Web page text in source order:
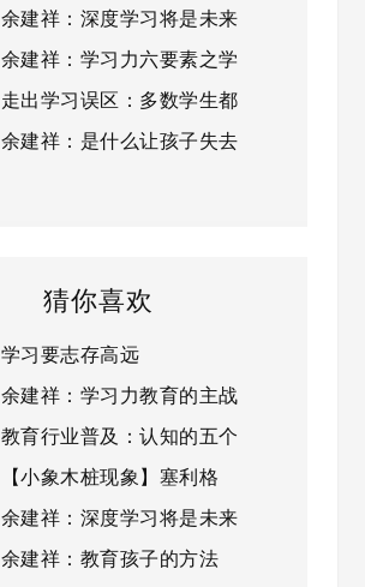
余建祥：深度学习将是未来
余建祥：学习力六要素之学
走出学习误区：多数学生都
余建祥：是什么让孩子失去
猜你喜欢
学习要志存高远
余建祥：学习力教育的主战
教育行业普及：认知的五个
【小象木桩现象】塞利格
余建祥：深度学习将是未来
余建祥：教育孩子的方法